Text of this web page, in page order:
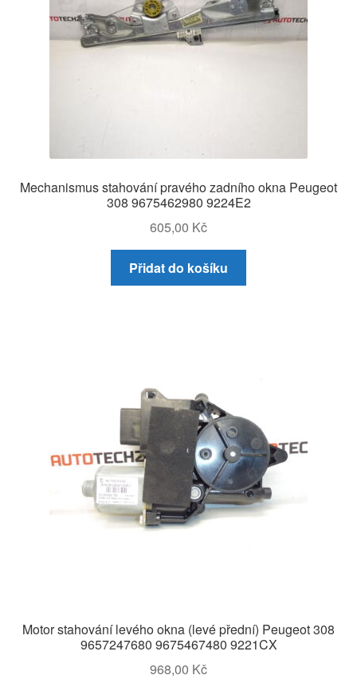
Mechanismus stahování pravého zadního okna Peugeot
308 9675462980 9224E2
605,00 Kč
Přidat do košíku
Motor stahování levého okna (levé přední) Peugeot 308
9657247680 9675467480 9221CX
968,00 Kč